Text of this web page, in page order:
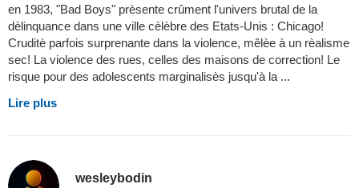
en 1983, "Bad Boys" prèsente crûment l'univers brutal de la
dèlinquance dans une ville cèlèbre des Etats-Unis : Chicago!
Cruditè parfois surprenante dans la violence, mêlèe à un rèalisme
sec! La violence des rues, celles des maisons de correction! Le
risque pour des adolescents marginalisès jusqu'à la ...
Lire plus
wesleybodin